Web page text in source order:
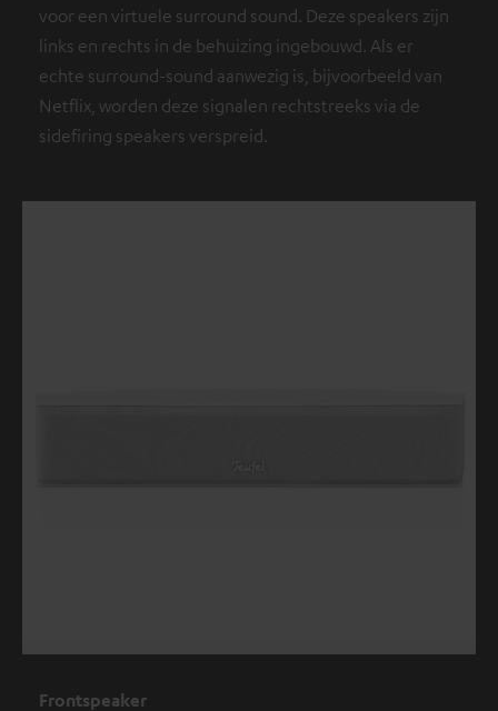
voor een virtuele surround sound. Deze speakers zijn
links en rechts in de behuizing ingebouwd. Als er
echte surround-sound aanwezig is, bijvoorbeeld van
Netflix, worden deze signalen rechtstreeks via de
sidefiring speakers verspreid.
Frontspeaker